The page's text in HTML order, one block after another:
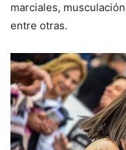
marciales,
entre otras.